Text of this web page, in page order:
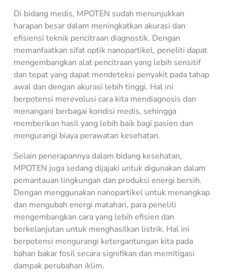
Di bidang medis, MPOTEN sudah menunjukkan
harapan besar dalam meningkatkan akurasi dan
efisiensi teknik pencitraan diagnostik. Dengan
memanfaatkan sifat optik nanopartikel, peneliti dapat
mengembangkan alat pencitraan yang lebih sensitif
dan tepat yang dapat mendeteksi penyakit pada tahap
awal dan dengan akurasi lebih tinggi. Hal ini
berpotensi merevolusi cara kita mendiagnosis dan
menangani berbagai kondisi medis, sehingga
memberikan hasil yang lebih baik bagi pasien dan
mengurangi biaya perawatan kesehatan.
Selain penerapannya dalam bidang kesehatan,
MPOTEN juga sedang dijajaki untuk digunakan dalam
pemantauan lingkungan dan produksi energi bersih.
Dengan menggunakan nanopartikel untuk menangkap
dan mengubah energi matahari, para peneliti
mengembangkan cara yang lebih efisien dan
berkelanjutan untuk menghasilkan listrik. Hal ini
berpotensi mengurangi ketergantungan kita pada
bahan bakar fosil secara signifikan dan memitigasi
dampak perubahan iklim.